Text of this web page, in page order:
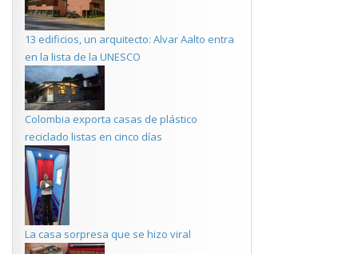
13 edificios, un arquitecto: Alvar Aalto entra
en la lista de la UNESCO
Colombia exporta casas de plástico
reciclado listas en cinco días
La casa sorpresa que se hizo viral